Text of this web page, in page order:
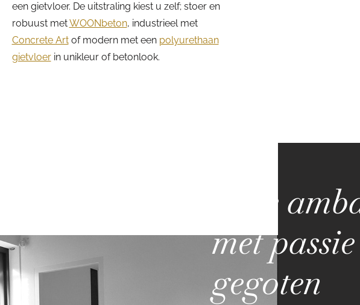
een gietvloer. De uitstraling kiest u zelf; stoer en
robuust metWOONbeton, industrieel met
Concrete Artof modern met een polyurethaan
gietvloerin unikleur of betonlook.
Pure
met passie
gegoten